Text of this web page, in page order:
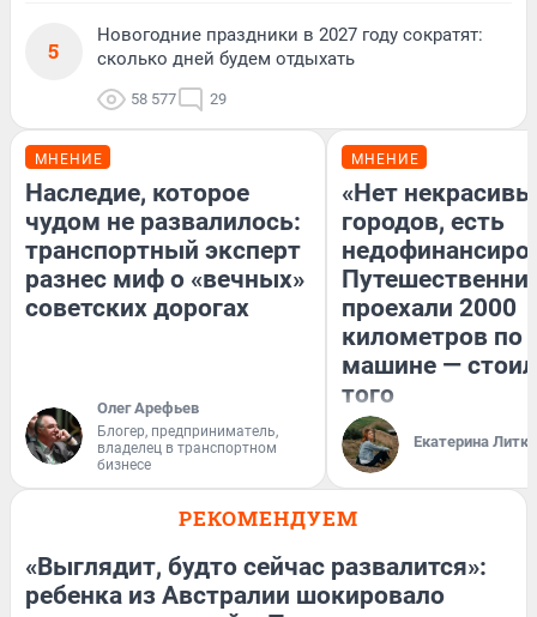
5
Новогодние праздники в 2027 году сократят:
сколько дней будем отдыхать
58 577 29
МНЕНИЕ
Наследие, которое
чудом не развалилось:
транспортный эксперт
разнес миф о «вечных»
советских дорогах
Олег Арефьев
Блогер, предприниматель,
владелец в транспортном
бизнесе
МНЕНИЕ
«Нет
городов, есть
проехали 2000
километров по
машине —
того
Екатерина
РЕКОМЕНДУЕМ
«Выглядит, будто сейчас развалится»:
ребенка из Австралии шокировало